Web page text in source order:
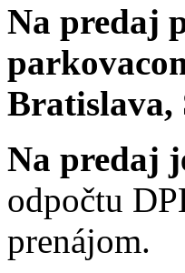
Na predaj
Bratislava,
Na predaj
odpočtu
prenájom.